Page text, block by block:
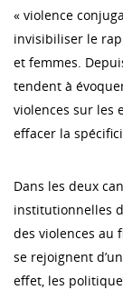
« violence
invisibiliser le
et femmes.
tendent à
violences sur les
effacer la
Dans les deux
institutionnelles
des violences au
se rejoignent
effet, les